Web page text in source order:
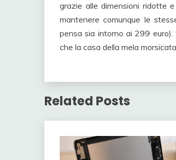
grazie alle dimensioni ridotte
mantenere comunque le
pensa sia intorno ai 299
che la casa della mela
Related Posts